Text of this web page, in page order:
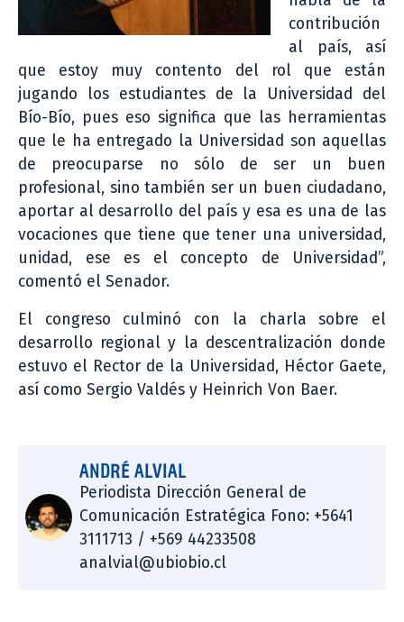
contribución
al país, así
que estoy muy contento del rol que están
jugando los estudiantes de la Universidad del
Bío-Bío, pues eso significa que las herramientas
que le ha entregado la Universidad son aquellas
de preocuparse no sólo de ser un buen
profesional, sino también ser un buen ciudadano,
aportar al desarrollo del país y esa es una de las
vocaciones que tiene que tener una universidad,
unidad, ese es el concepto de Universidad”,
comentó el Senador.
El congreso culminó con la charla sobre el
desarrollo regional y la descentralización donde
estuvo el Rector de la Universidad, Héctor Gaete,
así como Sergio Valdés y Heinrich Von Baer.
ANDRÉ ALVIAL
Periodista Dirección General de
Comunicación Estratégica Fono: +5641
3111713 / +569 44233508
analvial@ubiobio.cl